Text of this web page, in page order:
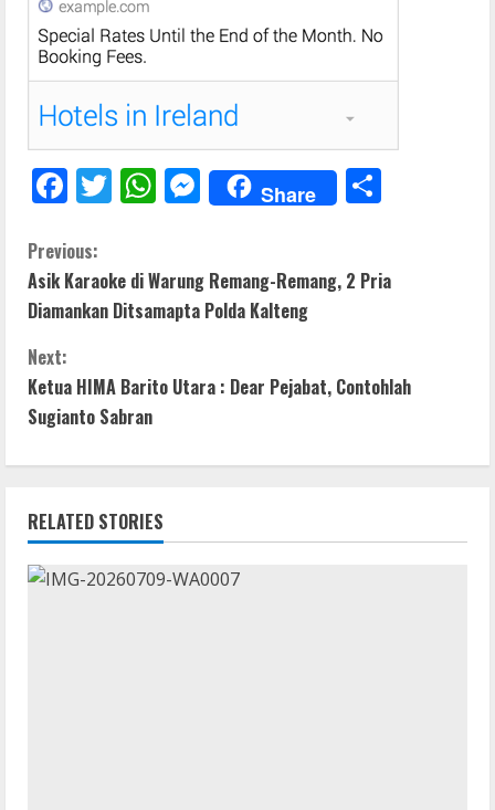
F
e
b
o
k
T
er
W
s
A
p
M
e
e
n
er
Share
e
C
o
n
t
u
e
Previous:
Asik Karaoke di Warung Remang-Remang, 2 Pria
Diamankan Ditsamapta Polda Kalteng
Next:
Ketua HIMA Barito Utara : Dear Pejabat, Contohlah
Sugianto Sabran
RELATED STORIES